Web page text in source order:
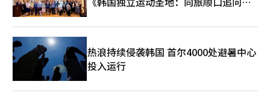
服过去言论引发的争议，为K文化的未来展示实质性成果，文化界
和政界的目光正聚焦于他。
热浪持续侵袭韩国 首尔4000处避暑中心
投入运行